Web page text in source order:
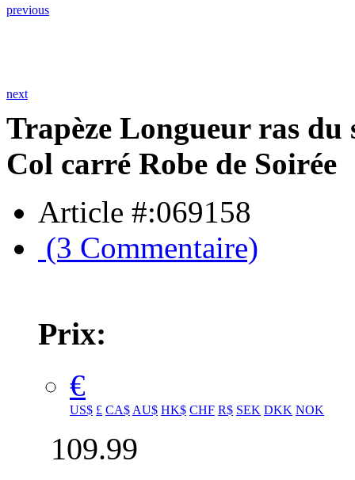
previous
next
Trapèze Longueur ras
Col carré Robe de Soirée
Article #:069158
(3 Commentaire)
Prix:
€
US$ £ CA$ AU$ HK$ CHF R$ SEK DKK NOK
109.99